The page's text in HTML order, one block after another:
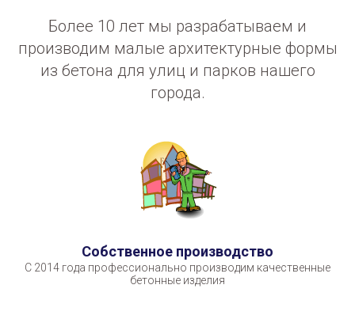
Более 10 лет мы разрабатываем и
производим малые архитектурные формы
из бетона для улиц и парков нашего
города.
Собственное производство
С 2014 года профессионально производим качественные
бетонные изделия